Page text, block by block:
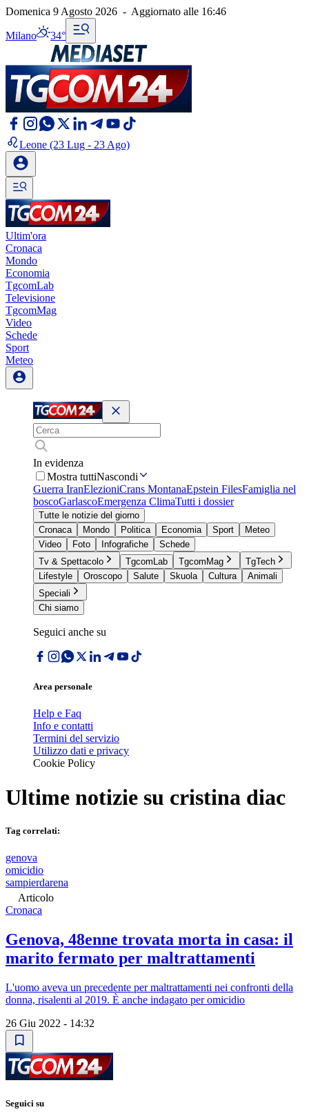
Domenica 9 Agosto 2026 - Aggiornato alle 16:46
Milano 34°
Leone (23 Lug - 23 Ago)
Ultim'ora
Cronaca
Mondo
Economia
TgcomLab
Televisione
TgcomMag
Video
Schede
Sport
Meteo
In evidenza
Mostra tuttiNascondi
Guerra IranElezioniCrans MontanaEpstein FilesFamiglia nel
boscoGarlascoEmergenza ClimaTutti i dossier
Tutte le notizie del giorno
Cronaca
Mondo Politica Economia Sport
Meteo
Video
Foto Infografiche
Schede
Tv & Spettacolo
TgcomLab TgcomMag
TgTech
Lifestyle
Oroscopo Salute Skuola Cultura
Animali
Speciali
Chi siamo
Seguici anche su
Area personale
Help e Faq
Info e contatti
Termini del servizio
Utilizzo dati e privacy
Cookie Policy
Ultime notizie su cristina diac
Tag correlati:
genova
omicidio
sampierdarena
Articolo
Cronaca
Genova, 48enne trovata morta in casa: il
marito fermato per maltrattamenti
L'uomo aveva un precedente per maltrattamenti nei confronti della
donna, risalenti al 2019. È anche indagato per omicidio
26 Giu 2022 - 14:32
Seguici su